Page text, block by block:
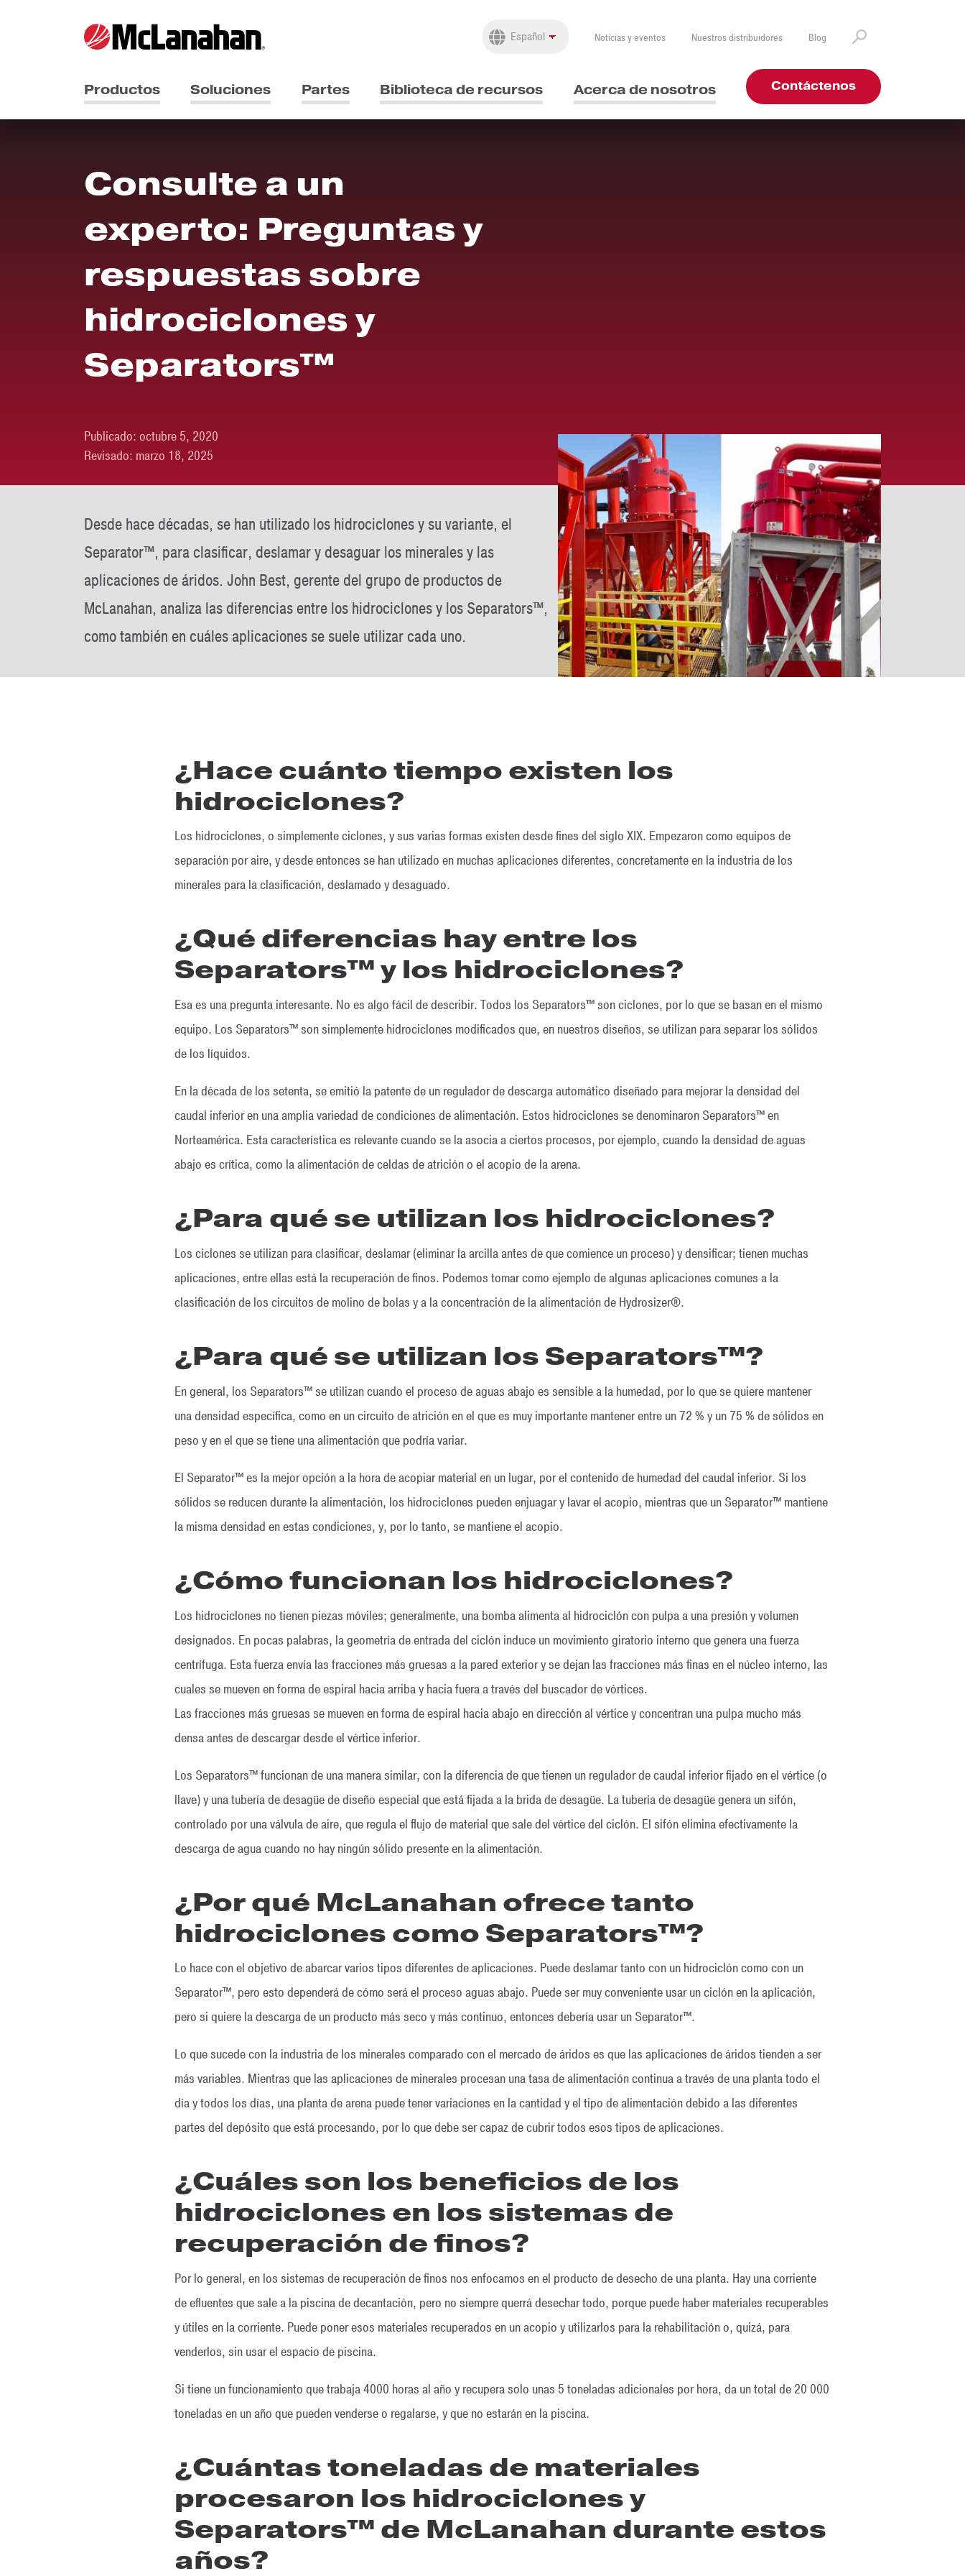
Noticias y eventos Nuestros distribuidores Blog
Productos Soluciones Partes Biblioteca de recursos Acerca de nosotros Contáctenos
Consulte a un
experto: Preguntas y
respuestas sobre
hidrociclones y
Separators™
Publicado: octubre 5, 2020
Revisado: marzo 18, 2025
Desde hace décadas, se han utilizado los hidrociclones y su variante, el
Separator™, para clasificar, deslamar y desaguar los minerales y las
aplicaciones de áridos. John Best, gerente del grupo de productos de
McLanahan, analiza las diferencias entre los hidrociclones y los Separators™,
como también en cuáles aplicaciones se suele utilizar cada uno.
¿Hace cuánto tiempo existen los
hidrociclones?
Los hidrociclones, o simplemente ciclones, y sus varias formas existen desde fines del siglo XIX. Empezaron como equipos de
separación por aire, y desde entonces se han utilizado en muchas aplicaciones diferentes, concretamente en la industria de los
minerales para la clasificación, deslamado y desaguado.
¿Qué diferencias hay entre los
Separators™ y los hidrociclones?
Esa es una pregunta interesante. No es algo fácil de describir. Todos los Separators™ son ciclones, por lo que se basan en el mismo
equipo. Los Separators™ son simplemente hidrociclones modificados que, en nuestros diseños, se utilizan para separar los sólidos
de los líquidos.
En la década de los setenta, se emitió la patente de un regulador de descarga automático diseñado para mejorar la densidad del
caudal inferior en una amplia variedad de condiciones de alimentación. Estos hidrociclones se denominaron Separators™ en
Norteamérica. Esta característica es relevante cuando se la asocia a ciertos procesos, por ejemplo, cuando la densidad de aguas
abajo es crítica, como la alimentación de celdas de atrición o el acopio de la arena.
¿Para qué se utilizan los hidrociclones?
Los ciclones se utilizan para clasificar, deslamar (eliminar la arcilla antes de que comience un proceso) y densificar; tienen muchas
aplicaciones, entre ellas está la recuperación de finos. Podemos tomar como ejemplo de algunas aplicaciones comunes a la
clasificación de los circuitos de molino de bolas y a la concentración de la alimentación de Hydrosizer®.
¿Para qué se utilizan los Separators™?
En general, los Separators™ se utilizan cuando el proceso de aguas abajo es sensible a la humedad, por lo que se quiere mantener
una densidad específica, como en un circuito de atrición en el que es muy importante mantener entre un 72 % y un 75 % de sólidos en
peso y en el que se tiene una alimentación que podría variar.
El Separator™ es la mejor opción a la hora de acopiar material en un lugar, por el contenido de humedad del caudal inferior. Si los
sólidos se reducen durante la alimentación, los hidrociclones pueden enjuagar y lavar el acopio, mientras que un Separator™ mantiene
la misma densidad en estas condiciones, y, por lo tanto, se mantiene el acopio.
¿Cómo funcionan los hidrociclones?
Los hidrociclones no tienen piezas móviles; generalmente, una bomba alimenta al hidrociclón con pulpa a una presión y volumen
designados. En pocas palabras, la geometría de entrada del ciclón induce un movimiento giratorio interno que genera una fuerza
centrífuga. Esta fuerza envía las fracciones más gruesas a la pared exterior y se dejan las fracciones más finas en el núcleo interno, las
cuales se mueven en forma de espiral hacia arriba y hacia fuera a través del buscador de vórtices.
Las fracciones más gruesas se mueven en forma de espiral hacia abajo en dirección al vértice y concentran una pulpa mucho más
densa antes de descargar desde el vértice inferior.
Los Separators™ funcionan de una manera similar, con la diferencia de que tienen un regulador de caudal inferior fijado en el vértice (o
llave) y una tubería de desagüe de diseño especial que está fijada a la brida de desagüe. La tubería de desagüe genera un sifón,
controlado por una válvula de aire, que regula el flujo de material que sale del vértice del ciclón. El sifón elimina efectivamente la
descarga de agua cuando no hay ningún sólido presente en la alimentación.
¿Por qué McLanahan ofrece tanto
hidrociclones como Separators™?
Lo hace con el objetivo de abarcar varios tipos diferentes de aplicaciones. Puede deslamar tanto con un hidrociclón como con un
Separator™, pero esto dependerá de cómo será el proceso aguas abajo. Puede ser muy conveniente usar un ciclón en la aplicación,
pero si quiere la descarga de un producto más seco y más continuo, entonces debería usar un Separator™.
Lo que sucede con la industria de los minerales comparado con el mercado de áridos es que las aplicaciones de áridos tienden a ser
más variables. Mientras que las aplicaciones de minerales procesan una tasa de alimentación continua a través de una planta todo el
día y todos los días, una planta de arena puede tener variaciones en la cantidad y el tipo de alimentación debido a las diferentes
partes del depósito que está procesando, por lo que debe ser capaz de cubrir todos esos tipos de aplicaciones.
¿Cuáles son los beneficios de los
hidrociclones en los sistemas de
recuperación de finos?
Por lo general, en los sistemas de recuperación de finos nos enfocamos en el producto de desecho de una planta. Hay una corriente
de efluentes que sale a la piscina de decantación, pero no siempre querrá desechar todo, porque puede haber materiales recuperables
y útiles en la corriente. Puede poner esos materiales recuperados en un acopio y utilizarlos para la rehabilitación o, quizá, para
venderlos, sin usar el espacio de piscina.
Si tiene un funcionamiento que trabaja 4000 horas al año y recupera solo unas 5 toneladas adicionales por hora, da un total de 20 000
toneladas en un año que pueden venderse o regalarse, y que no estarán en la piscina.
¿Cuántas toneladas de materiales
procesaron los hidrociclones y
Separators™ de McLanahan durante estos
años?